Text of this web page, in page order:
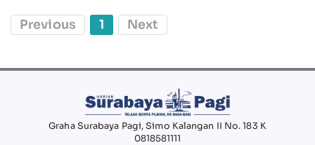
Previous 1 Next
Graha Surabaya Pagi, Simo Kalangan II No. 183 K
0818581111